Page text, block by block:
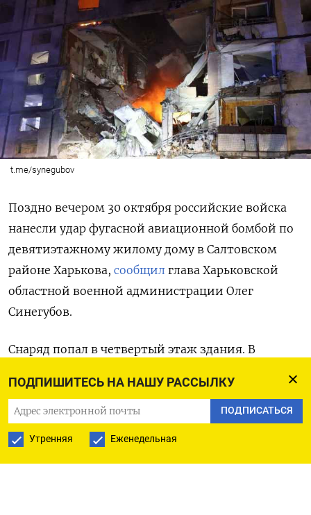
ПОДПИШИТЕСЬ НА НАШУ РАССЫЛКУ
ПОДПИСАТЬСЯ
Утренняя Еженедельная
t.me/synegubov
Поздно вечером 30 октября российские войска
нанесли удар фугасной авиационной бомбой по
девятиэтажному жилому дому в Салтовском
районе Харькова, сообщил глава Харьковской
областной военной администрации Олег
Синегубов.
Снаряд попал в четвертый этаж здания. В
6-го по первый, уточнилмэр Харькова Игорь
Терехов. При этом жильцы нижних этажей
оказались под завалами, а люди на верхних —